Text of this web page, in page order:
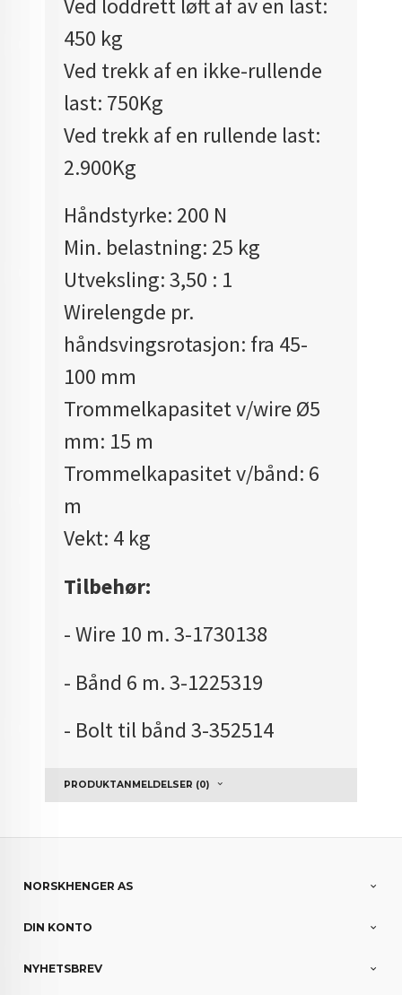
Ved loddrett løft af av en last:
450 kg
Ved trekk af en ikke-rullende
last: 750Kg
Ved trekk af en rullende last:
2.900Kg
Håndstyrke: 200 N
Min. belastning: 25 kg
Utveksling: 3,50 : 1
Wirelengde pr.
håndsvingsrotasjon: fra 45-
100 mm
Trommelkapasitet v/wire Ø5
mm: 15 m
Trommelkapasitet v/bånd: 6
m
Vekt: 4 kg
Tilbehør:
- Wire 10 m. 3-1730138
- Bånd 6 m. 3-1225319
- Bolt til bånd 3-352514
PRODUKTANMELDELSER (0)
NORSKHENGER AS
DIN KONTO
NYHETSBREV